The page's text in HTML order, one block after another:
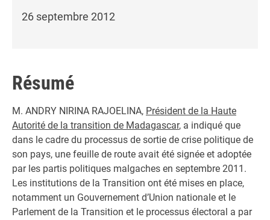
26 septembre 2012
Résumé
M. ANDRY NIRINA RAJOELINA, Président de la Haute
Autorité de la transition de Madagascar, a indiqué que
dans le cadre du processus de sortie de crise politique de
son pays, une feuille de route avait été signée et adoptée
par les partis politiques malgaches en septembre 2011.
Les institutions de la Transition ont été mises en place,
notamment un Gouvernement d’Union nationale et le
Parlement de la Transition et le processus électoral a par